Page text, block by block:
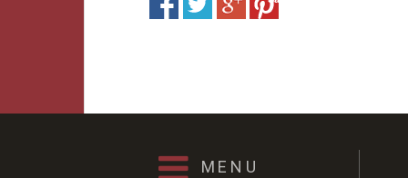
MENU